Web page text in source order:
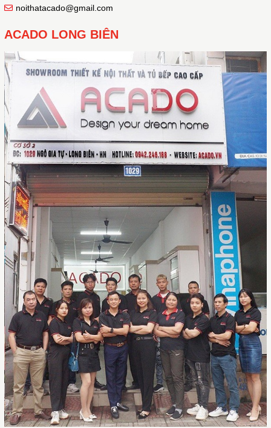
noithatacado@gmail.com
ACADO LONG BIÊN